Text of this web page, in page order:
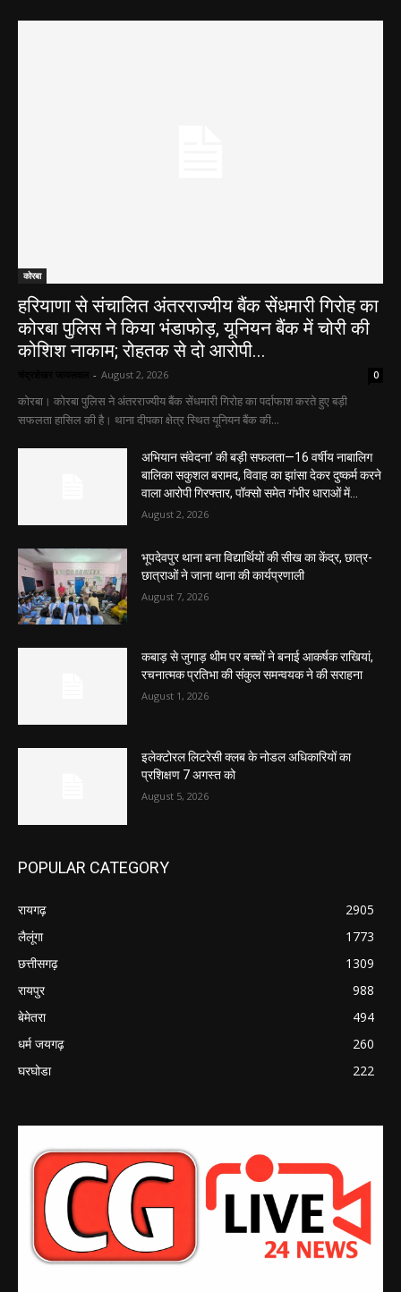
कोरबा
हरियाणा से संचालित अंतरराज्यीय बैंक सेंधमारी गिरोह का
कोरबा पुलिस ने किया भंडाफोड़, यूनियन बैंक में चोरी की
कोशिश नाकाम; रोहतक से दो आरोपी...
- August 2, 2026 0
कोरबा। कोरबा पुलिस ने अंतरराज्यीय बैंक सेंधमारी गिरोह का पर्दाफाश करते हुए बड़ी
सफलता हासिल की है। थाना दीपका क्षेत्र स्थित यूनियन बैंक की...
अभियान संवेदना’ की बड़ी सफलता—16 वर्षीय नाबालिग
बालिका सकुशल बरामद, विवाह का झांसा देकर दुष्कर्म करने
वाला आरोपी गिरफ्तार, पॉक्सो समेत गंभीर धाराओं में...
August 2, 2026
भूपदेवपुर थाना बना विद्यार्थियों की सीख का केंद्र, छात्र-
छात्राओं ने जाना थाना की कार्यप्रणाली
August 7, 2026
कबाड़ से जुगाड़ थीम पर बच्चों ने बनाई आकर्षक राखियां,
रचनात्मक प्रतिभा की संकुल समन्वयक ने की सराहना
August 1, 2026
इलेक्टोरल लिटरेसी क्लब के नोडल अधिकारियों का
प्रशिक्षण 7 अगस्त को
August 5, 2026
POPULAR CATEGORY
रायगढ़
2905
लैलूंगा
1773
छत्तीसगढ़
1309
रायपुर
988
बेमेतरा
494
धर्म जयगढ़
260
घरघोडा
222